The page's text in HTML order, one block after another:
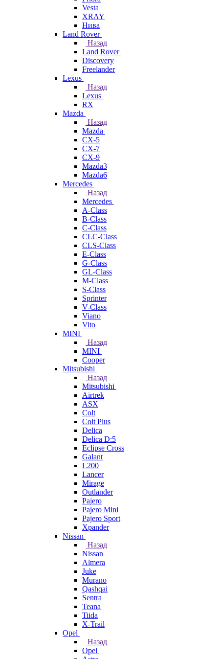
Vesta
XRAY
Нива
Land Rover
Назад
Land Rover
Discovery
Freelander
Lexus
Назад
Lexus
RX
Mazda
Назад
Mazda
CX-5
CX-7
CX-9
Mazda3
Mazda6
Mercedes
Назад
Mercedes
A-Class
B-Class
C-Class
CLC-Class
CLS-Class
E-Class
G-Class
GL-Class
M-Class
S-Class
Sprinter
V-Class
Viano
Vito
MINI
Назад
MINI
Cooper
Mitsubishi
Назад
Mitsubishi
Airtrek
ASX
Colt
Colt Plus
Delica
Delica D:5
Eclipse Cross
Galant
L200
Lancer
Mirage
Outlander
Pajero
Pajero Mini
Pajero Sport
Xpander
Nissan
Назад
Nissan
Almera
Juke
Murano
Qashqai
Sentra
Teana
Tiida
X-Trail
Opel
Назад
Opel